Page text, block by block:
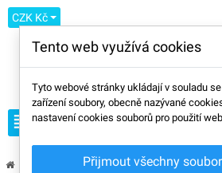
CZK Kč
view_headline
Polymakerchevron_right PLAchevron_right
Tento web využívá cookies
Tyto webové stránky ukládají v souladu
zařízení soubory, obecně nazývané
nastavení cookies souborů pro použití
Přijmout všechny